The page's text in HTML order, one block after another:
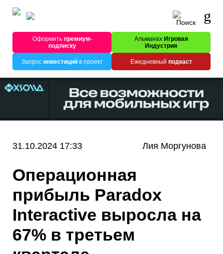
Оформитьпремиум-
подписку
Альманах Игровая
Индустрия
Запрос инвестицийв проект Ежедневный подкаст
31.10.2024 17:33 Лия Моргунова
Операционная
прибыль Paradox
Interactive выросла на
67% в третьем